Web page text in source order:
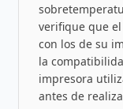
verifique que
con los de su
la
impresora
antes de